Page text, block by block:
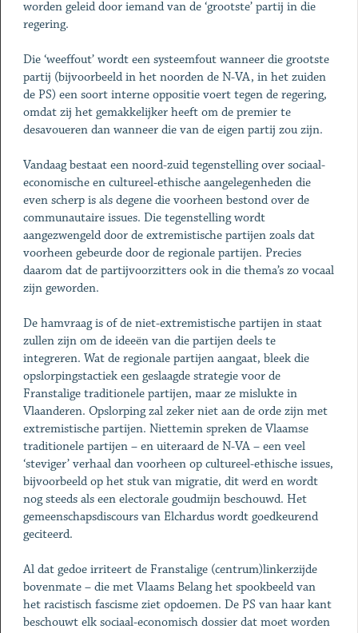
worden geleid door iemand van de ‘grootste’ partij in die
regering.
Die ‘weeffout’ wordt een systeemfout wanneer die grootste
partij (bijvoorbeeld in het noorden de N-VA, in het zuiden
de PS) een soort interne oppositie voert tegen de regering,
omdat zij het gemakkelijker heeft om de premier te
desavoueren dan wanneer die van de eigen partij zou zijn.
Vandaag bestaat een noord-zuid tegenstelling over sociaal-
economische en cultureel-ethische aangelegenheden die
even scherp is als degene die voorheen bestond over de
communautaire issues. Die tegenstelling wordt
aangezwengeld door de extremistische partijen zoals dat
voorheen gebeurde door de regionale partijen. Precies
daarom dat de partijvoorzitters ook in die thema’s zo vocaal
zijn geworden.
De hamvraag is of de niet-extremistische partijen in staat
zullen zijn om de ideeën van die partijen deels te
integreren. Wat de regionale partijen aangaat, bleek die
opslorpingstactiek een geslaagde strategie voor de
Franstalige traditionele partijen, maar ze mislukte in
Vlaanderen. Opslorping zal zeker niet aan de orde zijn met
extremistische partijen. Niettemin spreken de Vlaamse
traditionele partijen – en uiteraard de N-VA – een veel
‘steviger’ verhaal dan voorheen op cultureel-ethische issues,
bijvoorbeeld op het stuk van migratie, dit werd en wordt
nog steeds als een electorale goudmijn beschouwd. Het
gemeenschapsdiscours van Elchardus wordt goedkeurend
geciteerd.
Al dat gedoe irriteert de Franstalige (centrum)linkerzijde
bovenmate – die met Vlaams Belang het spookbeeld van
het racistisch fascisme ziet opdoemen. De PS van haar kant
beschouwt elk sociaal-economisch dossier dat moet worden